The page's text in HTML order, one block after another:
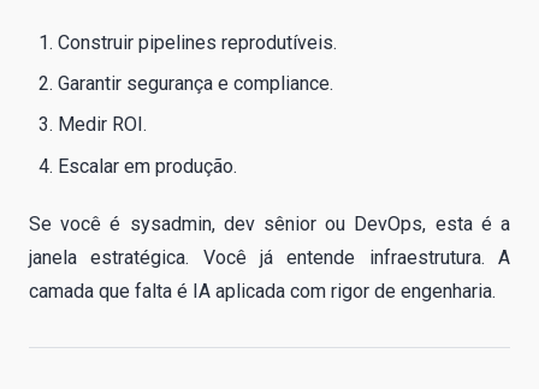
Construir pipelines reprodutíveis.
Garantir segurança e compliance.
Medir ROI.
Escalar em produção.
Se você é sysadmin, dev sênior ou DevOps, esta é a
janela estratégica. Você já entende infraestrutura. A
camada que falta é IA aplicada com rigor de engenharia.